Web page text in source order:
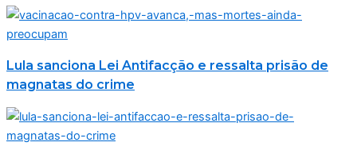
Lula sanciona Lei Antifacção e ressalta prisão de
magnatas do crime